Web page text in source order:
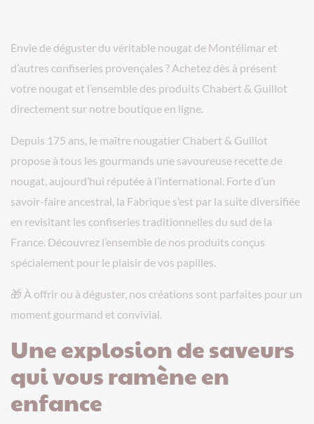
Envie de déguster du véritable nougat de Montélimar et
d’autres confiseries provençales ? Achetez dès à présent
votre nougat et l’ensemble des produits Chabert & Guillot
directement sur notre boutique en ligne.
Depuis 175 ans, le maître nougatier Chabert & Guillot
propose à tous les gourmands une savoureuse recette de
nougat, aujourd’hui réputée à l’international. Forte d’un
savoir-faire ancestral, la Fabrique s’est par la suite diversifiée
en revisitant les confiseries traditionnelles du sud de la
France. Découvrez l’ensemble de nos produits conçus
spécialement pour le plaisir de vos papilles.
🎁 À offrir ou à déguster, nos créations sont parfaites pour un
moment gourmand et convivial.
Une explosion de saveurs
qui vous ramène en
enfance